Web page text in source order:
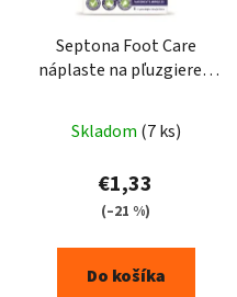
Septona Foot Care
náplaste na pľuzgiere 5
Skladom (7 ks)
€1,33
(–21 %)
Do košíka